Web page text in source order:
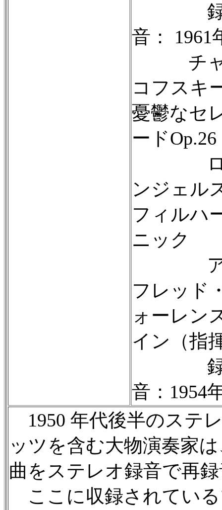
音： 1961
チャ
コフスキ
憂鬱なセ
ードOp.26
ロ
ンジェル
フィルハ
ニック
ア
フレッド
ォーレン
イン（指
音：1954
1950 年代後半のステ
ッツを含む大物演奏家
曲をステレオ録音で再
ここに収録されてい